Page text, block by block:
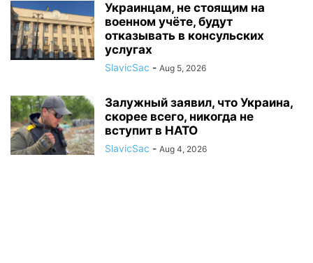
Украинцам, не стоящим на
военном учёте, будут
отказывать в консульских
услугах
SlavicSac - Aug 5, 2026
Залужный заявил, что Украина,
скорее всего, никогда не
вступит в НАТО
SlavicSac - Aug 4, 2026